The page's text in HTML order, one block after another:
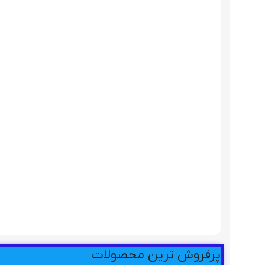
پرفروش ترین محصولات